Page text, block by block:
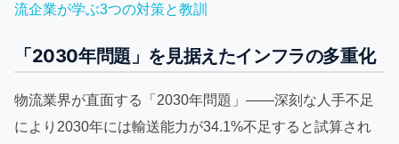
流企業が学ぶ3つの対策と教訓
「2030年問題」を見据えたインフラの多重化
物流業界が直面する「2030年問題」——深刻な人手不足
により2030年には輸送能力が34.1%不足すると試算され